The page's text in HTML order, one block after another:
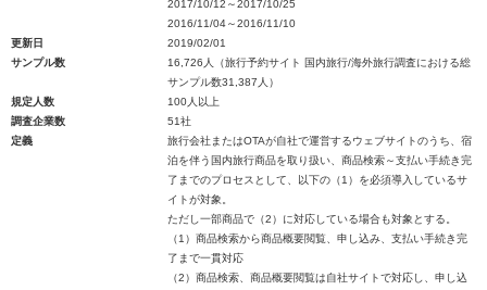
2017/10/12～2017/10/25
2016/11/04～2016/11/10
更新日
2019/02/01
サンプル数
16,726人（旅行予約サイト 国内旅行/海外旅行調査における総
サンプル数31,387人）
規定人数
100人以上
調査企業数
51社
定義
旅行会社またはOTAが自社で運営するウェブサイトのうち、宿
泊を伴う国内旅行商品を取り扱い、商品検索～支払い手続き完
了までのプロセスとして、以下の（1）を必須導入しているサ
イトが対象。
ただし一部商品で（2）に対応している場合も対象とする。
（1）商品検索から商品概要閲覧、申し込み、支払い手続き完
了まで一貫対応
（2）商品検索、商品概要閲覧は自社サイトで対応し、申し込